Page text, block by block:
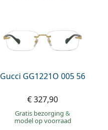
Gucci GG1221O 005 56
€ 327,90
Gratis bezorging&
model op voorraad